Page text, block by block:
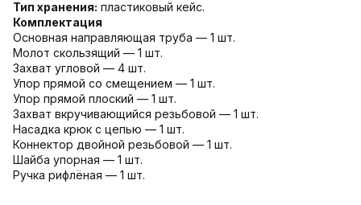
Тип хранения: пластиковый кейс.
Комплектация
Основная направляющая труба — 1 шт.
Молот скользящий — 1 шт.
Захват угловой — 4 шт.
Упор прямой со смещением — 1 шт.
Упор прямой плоский — 1 шт.
Захват вкручивающийся резьбовой — 1 шт.
Насадка крюк с цепью — 1 шт.
Коннектор двойной резьбовой — 1 шт.
Шайба упорная — 1 шт.
Ручка рифлёная — 1 шт.